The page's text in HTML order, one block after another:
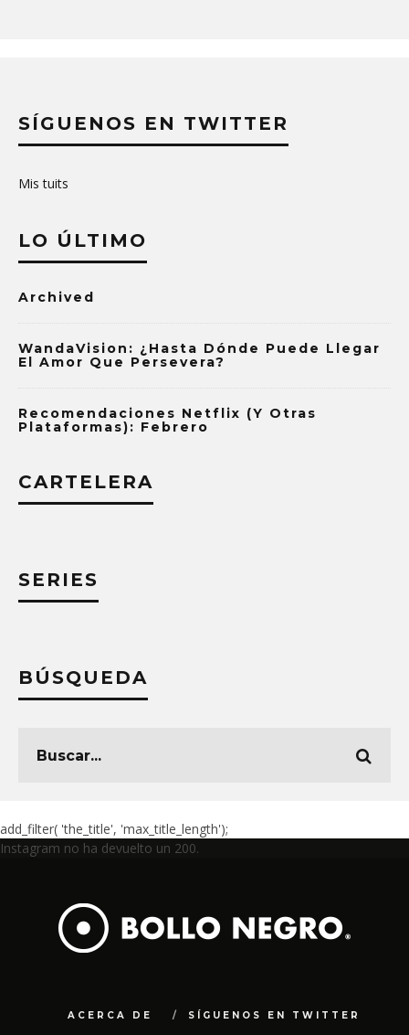
SÍGUENOS EN TWITTER
Mis tuits
LO ÚLTIMO
Archived
WandaVision: ¿Hasta Dónde Puede Llegar
El Amor Que Persevera?
Recomendaciones Netflix (y Otras
Plataformas): Febrero
CARTELERA
SERIES
BÚSQUEDA
add_filter( 'the_title', 'max_title_length');
Instagram no ha devuelto un 200.
ACERCA DE SÍGUENOS EN TWITTER